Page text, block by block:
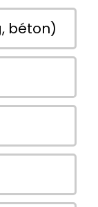
béton)